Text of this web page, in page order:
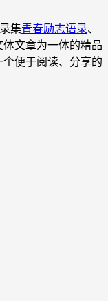
集青春励志语录、
文章为一体的精品
便于阅读、分享的